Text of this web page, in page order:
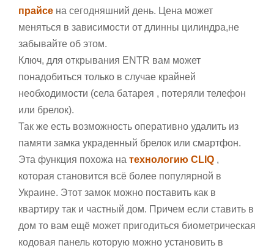
прайсе на сегодняшний день. Цена может
меняться в зависимости от длинны цилиндра,не
забывайте об этом.
Ключ, для открывания ENTR вам может
понадобиться только в случае крайней
необходимости (села батарея , потеряли телефон
или брелок).
Так же есть возможность оперативно удалить из
памяти замка украденный брелок или смартфон.
Эта функция похожа на технологию СLIQ ,
которая становится всё более популярной в
Украине. Этот замок можно поставить как в
квартиру так и частный дом. Причем если ставить в
дом то вам ещё может пригодиться биометрическая
кодовая панель которую можно установить в